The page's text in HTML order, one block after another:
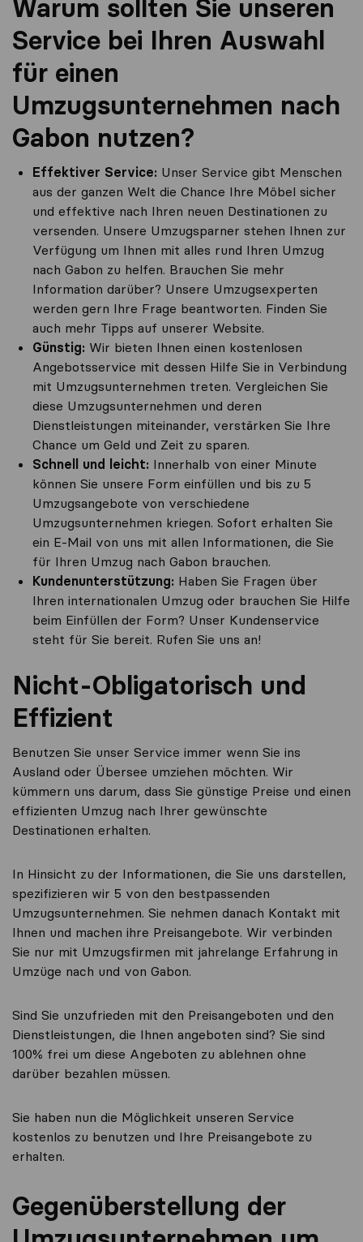
Warum sollten Sie unseren
Service bei Ihren Auswahl
für einen
Umzugsunternehmen nach
Gabon nutzen?
Effektiver Service: Unser Service gibt Menschen
aus der ganzen Welt die Chance Ihre Möbel sicher
und effektive nach Ihren neuen Destinationen zu
versenden. Unsere Umzugsparner stehen Ihnen zur
Verfügung um Ihnen mit alles rund Ihren Umzug
nach Gabon zu helfen. Brauchen Sie mehr
Information darüber? Unsere Umzugsexperten
werden gern Ihre Frage beantworten. Finden Sie
auch mehr Tipps auf unserer Website.
Günstig: Wir bieten Ihnen einen kostenlosen
Angebotsservice mit dessen Hilfe Sie in Verbindung
mit Umzugsunternehmen treten. Vergleichen Sie
diese Umzugsunternehmen und deren
Dienstleistungen miteinander, verstärken Sie Ihre
Chance um Geld und Zeit zu sparen.
Schnell und leicht: Innerhalb von einer Minute
können Sie unsere Form einfüllen und bis zu 5
Umzugsangebote von verschiedene
Umzugsunternehmen kriegen. Sofort erhalten Sie
ein E-Mail von uns mit allen Informationen, die Sie
für Ihren Umzug nach Gabon brauchen.
Kundenunterstützung: Haben Sie Fragen über
Ihren internationalen Umzug oder brauchen Sie Hilfe
beim Einfüllen der Form? Unser Kundenservice
steht für Sie bereit. Rufen Sie uns an!
Nicht-Obligatorisch und
Effizient
Benutzen Sie unser Service immer wenn Sie ins
Ausland oder Übersee umziehen möchten. Wir
kümmern uns darum, dass Sie günstige Preise und einen
effizienten Umzug nach Ihrer gewünschte
Destinationen erhalten.
In Hinsicht zu der Informationen, die Sie uns darstellen,
spezifizieren wir 5 von den bestpassenden
Umzugsunternehmen. Sie nehmen danach Kontakt mit
Ihnen und machen ihre Preisangebote. Wir verbinden
Sie nur mit Umzugsfirmen mit jahrelange Erfahrung in
Umzüge nach und von Gabon.
Sind Sie unzufrieden mit den Preisangeboten und den
Dienstleistungen, die Ihnen angeboten sind? Sie sind
100% frei um diese Angeboten zu ablehnen ohne
darüber bezahlen müssen.
Sie haben nun die Möglichkeit unseren Service
kostenlos zu benutzen und Ihre Preisangebote zu
erhalten.
Gegenüberstellung der